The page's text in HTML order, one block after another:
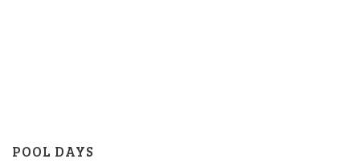
POOL DAYS